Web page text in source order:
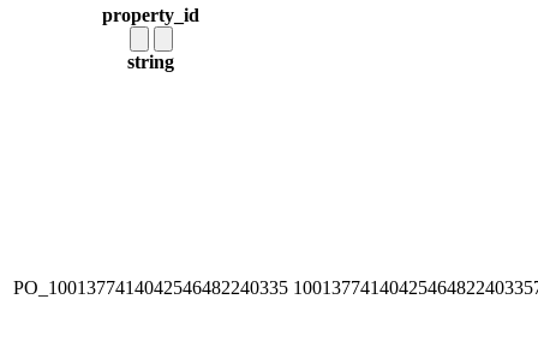
property_id
string
PO_1001377414042546482240335